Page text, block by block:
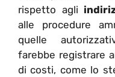
rispetto agli
alle procedure
quelle
farebbe registrare
di costi, come lo